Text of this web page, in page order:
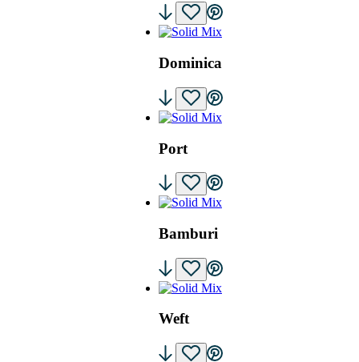
Dominica
Port
Bamburi
Weft